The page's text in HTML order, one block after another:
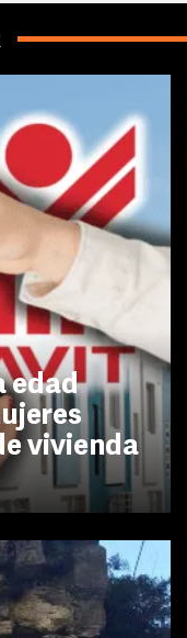
edad
vivienda